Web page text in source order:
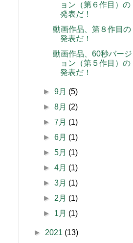
ョン（第６作目）の
発表だ！
動画作品、第８作目の
発表だ！
動画作品、60秒バージ
ョン（第５作目）の
発表だ！
►9月 (5)
►8月 (2)
►7月 (1)
►6月 (1)
►5月 (1)
►4月 (1)
►3月 (1)
► 2月 (1)
► 1月 (1)
► 2021 (13)